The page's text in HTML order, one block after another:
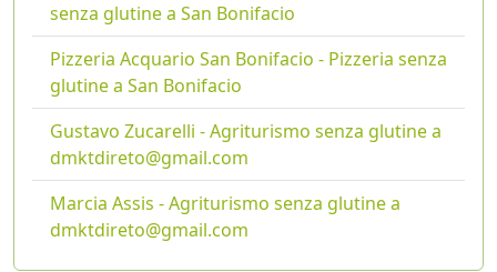
senza glutine a San Bonifacio
Pizzeria Acquario San Bonifacio - Pizzeria senza
glutine a San Bonifacio
Gustavo Zucarelli - Agriturismo senza glutine a
dmktdireto@gmail.com
Marcia Assis - Agriturismo senza glutine a
dmktdireto@gmail.com